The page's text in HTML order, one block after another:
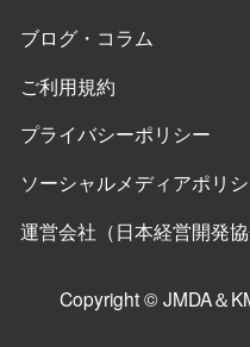
ブログ・コラム
ご利用規約
プライバシーポリシー
ソーシャルメディアポリ
運営会社（日本経営開発
Copyright © JMDA＆